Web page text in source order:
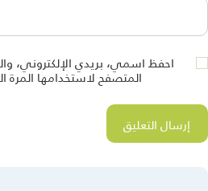
احفظ اسمي، بريدي الإلكتروني،
المتصفح لاستخدامها المرة